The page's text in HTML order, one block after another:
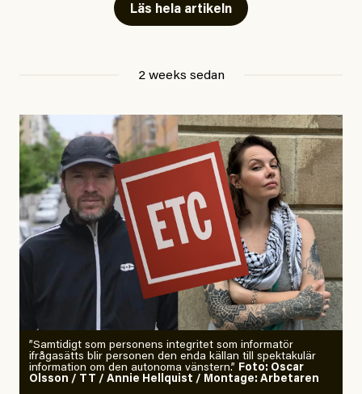
Läs hela artikeln
2 weeks sedan
”Samtidigt som personens integritet som informatör
ifrågasätts blir personen den enda källan till spektakulär
information om den autonoma vänstern.” Foto: Oscar
Olsson / TT / Annie Hellquist / Montage: Arbetaren